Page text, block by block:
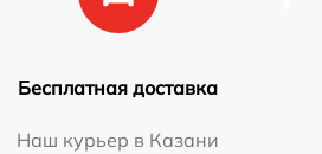
Бесплатная доставка
Наш курьер в Казани